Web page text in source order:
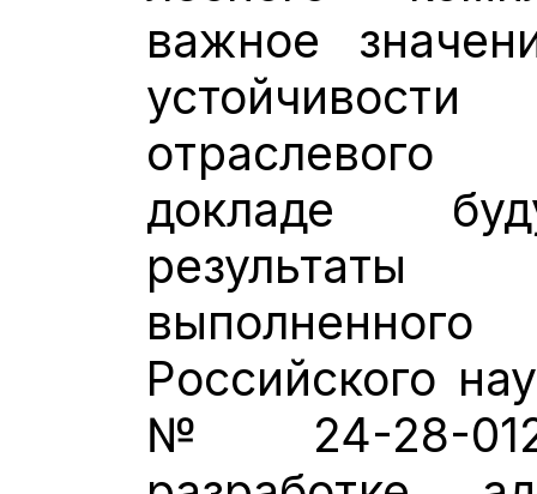
важное
докладе
Российского
№ 24-28-